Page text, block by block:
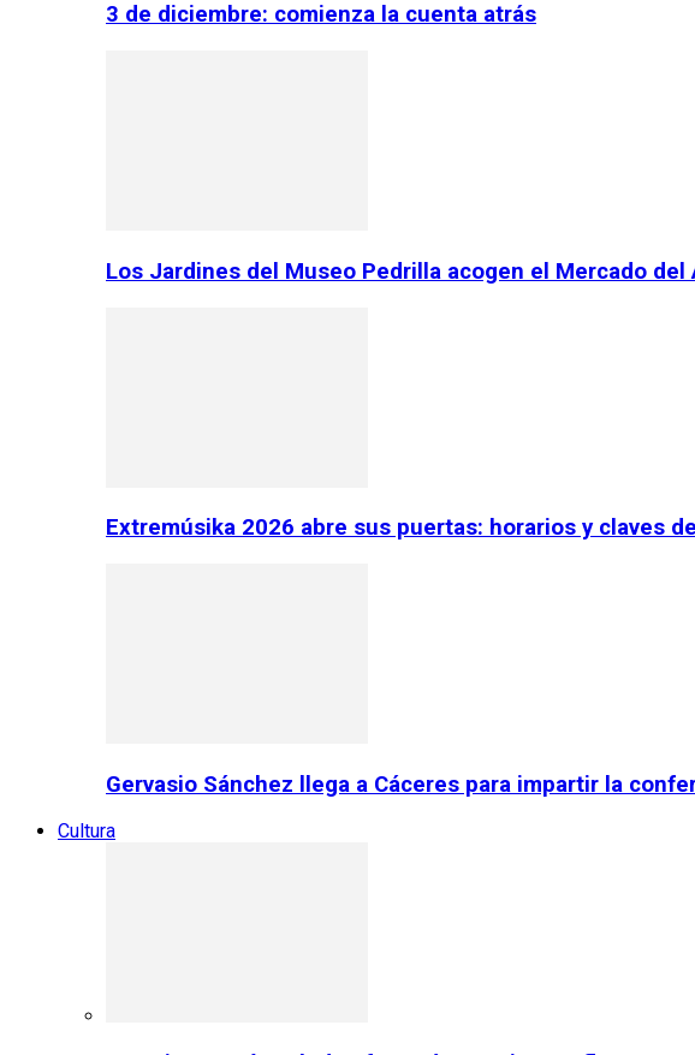
3 de diciembre: comienza la cuenta atrás
Los Jardines del Museo Pedrilla acogen el Mercado del
Extremúsika 2026 abre sus puertas: horarios y claves
Gervasio Sánchez llega a Cáceres para impartir la
Cultura